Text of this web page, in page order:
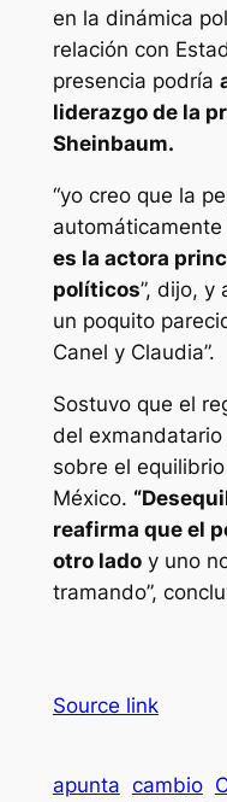
en la dinámica
relación con
presencia podría
liderazgo de la
Sheinbaum.
“yo creo que la
es la actora
políticos”, dijo, y
un poquito
Canel y Claudia”.
Sostuvo que el
del
sobre el
México.
reafirma que el
otro ladoy uno
tramando”,
Source link
apunta cambio